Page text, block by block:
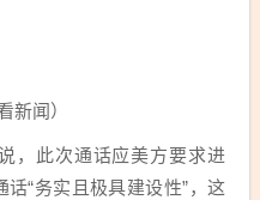
新闻）
，此次通话应美方要求进
“务实且极具建设性”，这